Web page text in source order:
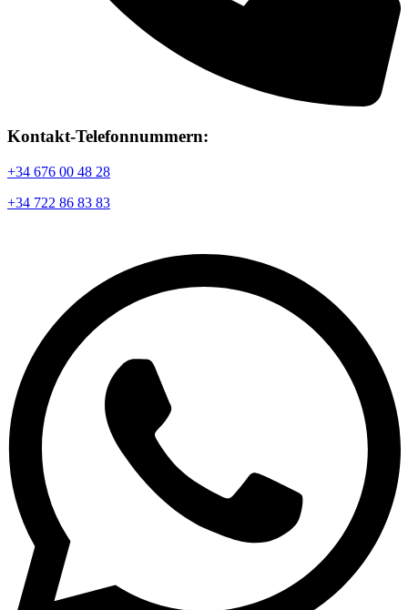
Kontakt-Telefonnummern:
+34 676 00 48 28
+34 722 86 83 83